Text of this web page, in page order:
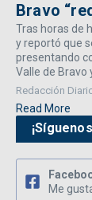
Bravo
Tras horas de
y reportó que
presentando
Valle de Bravo
Redacción
Read More
Me